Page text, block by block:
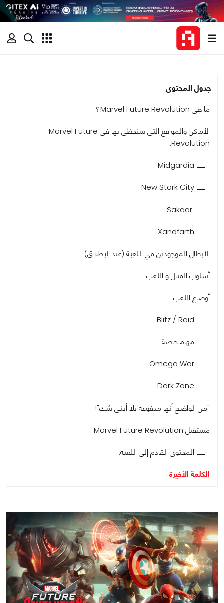
جدول المحتوى
ما هي Marvel Future Revolution؟
الأماكن والمواقع التي سنحظى بها في Marvel Future
Revolution.
Midgardia
New Stark City
Xandfarth
الأبطال الموجودين في اللعبة (عند الإطلاق).
أسلوب القتال و اللعب
أوضاع اللعب
Blitz / Raid
مهام خاصة
Omega War
Dark Zone
"من الواضح أنها مدفوعة بلا أدنى شك"!
مستقبل Marvel Future Revolution
المحتوى القادم إلى اللعبة:
الكلمة الأخيرة